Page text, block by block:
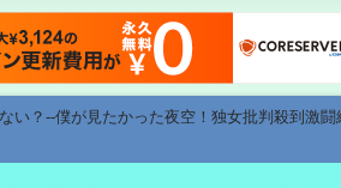
？--僕が見たかった夜空！独女批判殺到激